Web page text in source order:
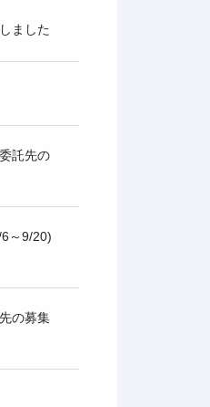
ました
託先の
～9/20)
の募集